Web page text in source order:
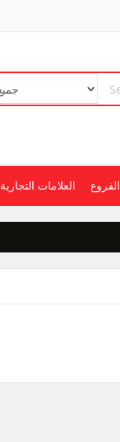
العلامات التجارية الفروع